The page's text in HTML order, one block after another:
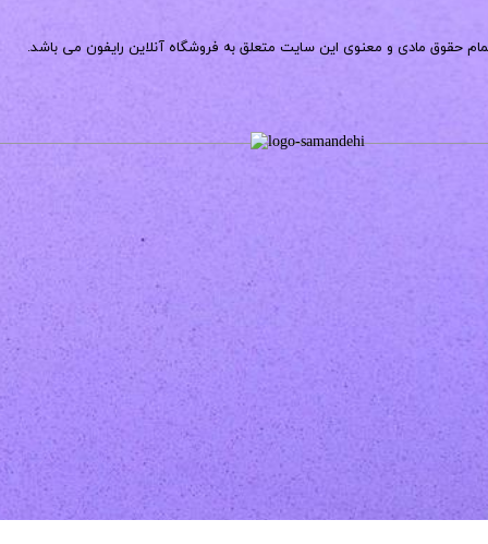
حقوق مادی و معنوی این سایت متعلق به فروشگاه آنلاین رایفون می باشد.